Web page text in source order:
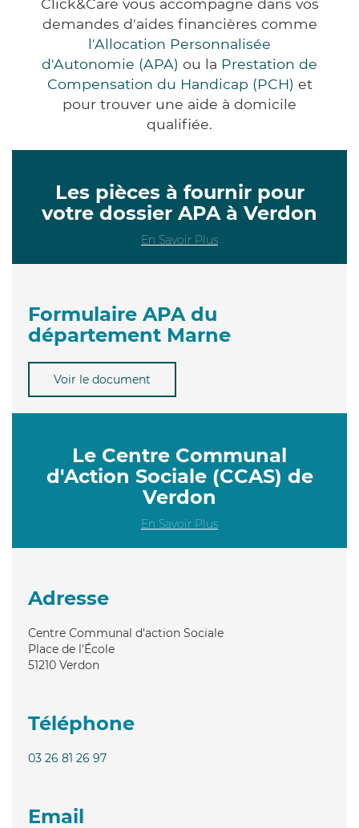
Click&Care vous accompagne dans vos
demandes d'aides financières comme
l'Allocation Personnalisée
d'Autonomie (APA) ou la Prestation de
Compensation du Handicap (PCH) et
pour trouver une aide à domicile
qualifiée.
Les pièces à fournir pour
votre dossier APA à Verdon
En Savoir Plus
Formulaire APA du
département Marne
Voir le document
Le Centre Communal
d'Action Sociale (CCAS) de
Verdon
En Savoir Plus
Adresse
Centre Communal d'action Sociale
Place de l'École
51210 Verdon
Téléphone
03 26 81 26 97
Email